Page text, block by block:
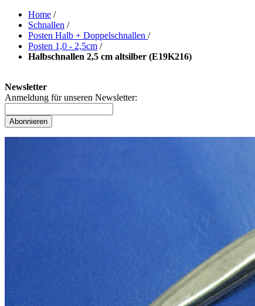
Home /
Schnallen /
Posten Halb + Doppelschnallen /
Posten 1,0 - 2,5cm /
Halbschnallen 2,5 cm altsilber (E19K216)
Newsletter
Anmeldung für unseren Newsletter:
Abonnieren